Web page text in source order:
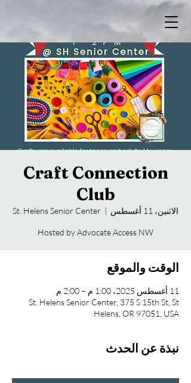
Craft Connection
Club
الاثنين، 11 أغسطس
  |
St. Helens Senior Center
Hosted by Advocate Access NW
الوقت والموقع
11 أغسطس 2025، 1:00 م – 2:00 م
St. Helens Senior Center, 375 S 15th St, St
Helens, OR 97051, USA
نبذة عن الحدث